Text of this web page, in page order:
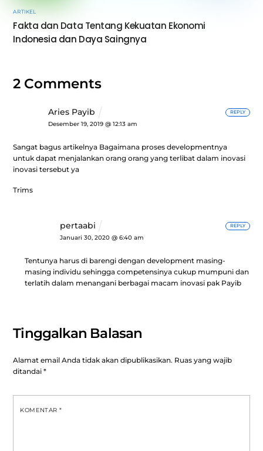
ARTIKEL
Fakta dan Data Tentang Kekuatan Ekonomi
Indonesia dan Daya Saingnya
2 Comments
Aries Payib
Desember 19, 2019 @ 12:13 am
Sangat bagus artikelnya Bagaimana proses developmentnya
untuk dapat menjalankan orang orang yang terlibat dalam inovasi
inovasi tersebut ya
Trims
REPLY
pertaabi
Januari 30, 2020 @ 6:40 am
Tentunya harus di barengi dengan development masing-
masing individu sehingga competensinya cukup mumpuni dan
terlatih dalam menangani berbagai macam inovasi pak Payib
REPLY
Tinggalkan Balasan
Alamat email Anda tidak akan dipublikasikan. Ruas yang wajib
ditandai*
KOMENTAR *